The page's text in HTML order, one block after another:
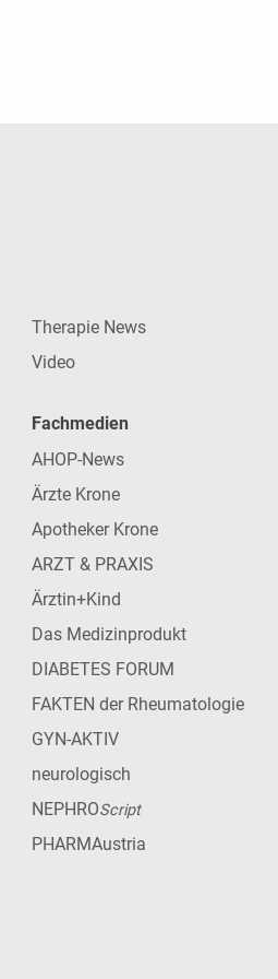
Therapie News
Video
Fachmedien
AHOP-News
Ärzte Krone
Apotheker Krone
ARZT & PRAXIS
Ärztin+Kind
Das Medizinprodukt
DIABETES FORUM
FAKTEN der Rheumatologie
GYN-AKTIV
neurologisch
NEPHROScript
PHARMAustria